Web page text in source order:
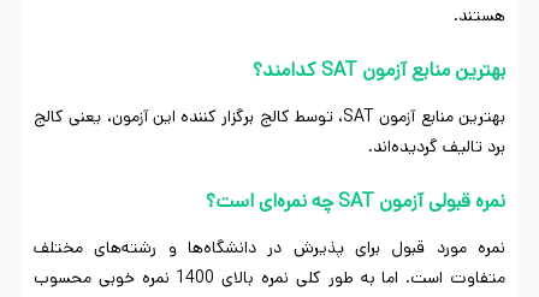
هستند.
بهترین منابع آزمون SAT کدامند؟
بهترین منابع آزمون SAT، توسط کالج برگزار کننده این آزمون، یعنی کالج
برد تالیف گردیده‌اند.
نمره قبولی آزمون SAT چه نمره‌ای است؟
نمره مورد قبول برای پذیرش در دانشگاه‌ها و رشته‌های مختلف
متفاوت است. اما به طور کلی نمره بالای 1400 نمره خوبی محسوب